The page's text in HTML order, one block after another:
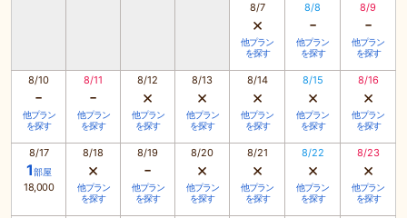
8/7
×
他プラン
を探す
8/8
-
他プラン
を探す
8/9
-
他プラン
を探す
8/10
-
他プラン
を探す
8/11
-
他プラン
を探す
8/12
×
他プラン
を探す
8/13
×
他プラン
を探す
8/14
×
他プラン
を探す
8/15
×
他プラン
を探す
8/16
×
他プラン
を探す
8/17
1部屋
18,000
8/18
×
他プラン
を探す
8/19
-
他プラン
を探す
8/20
×
他プラン
を探す
8/21
×
他プラン
を探す
8/22
×
他プラン
を探す
8/23
×
他プラン
を探す